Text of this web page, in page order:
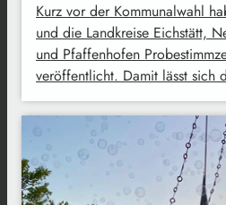
Kurz vor der Kommunalwahl
und die Landkreise Eichstätt,
und Pfaffenhofen
veröffentlicht. Damit lässt sich